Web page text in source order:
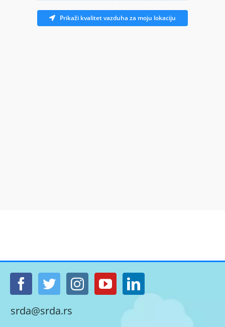
Prikaži kvalitet vazduha za moju lokaciju
srda@srda.rs